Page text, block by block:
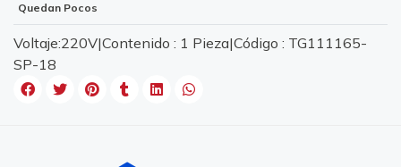
Quedan Pocos
Voltaje:220V|Contenido : 1 Pieza|Código : TG111165-
SP-18